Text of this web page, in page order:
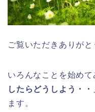
ご覧いただきありがと
いろんなことを始め
したらどうしよう・・
ます。